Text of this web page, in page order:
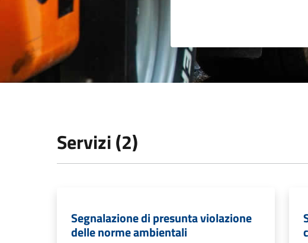
Servizi (2)
Segnalazione di presunta violazione
delle norme ambientali